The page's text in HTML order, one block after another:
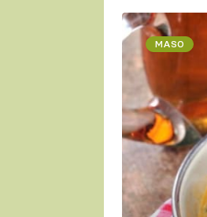
MASO